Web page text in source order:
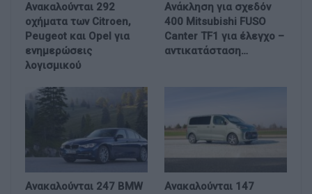
Ανακαλούνται 292
οχήματα των Citroen,
Peugeot και Opel για
ενημερώσεις
λογισμικού
Ανάκληση για σχεδόν
400 Mitsubishi FUSO
Canter TF1 για έλεγχο –
αντικατάσταση…
Ανακαλούνται 247 BMW
Ανακαλούνται 147